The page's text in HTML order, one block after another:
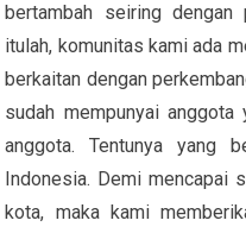
bertambah seiring dengan
itulah, komunitas kami ada
berkaitan dengan
sudah mempunyai
anggota. Tentunya yang
Indonesia. Demi mencapai
kota, maka kami